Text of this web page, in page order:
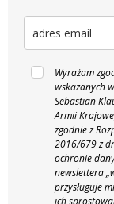
Wyrażam
wskazanych
Sebastian
Armii
zgodnie z
2016/679 z
ochronie
newslettera
przysługuje
ich